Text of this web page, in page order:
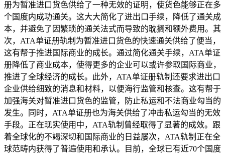
册为暂准进口货色供给了一种无效的证明，使货色能够正在多
个国度内成功通关。这大大简化了进出口手续，降低了通关成
本，并避免了因繁琐的通关法式而导致的耽搁和额外费用。其
次，ATA单证册轨制为暂准进口货色的快速通关供给了便当，
这有帮于推进国际商业的成长。通过简化通关手续，ATA单证
册降低了商业成本，使得更多的企业可以或许参取国际商业，
推进了全球经济的成长。此外，ATA单证册轨制还要求进出口
企业供给细致的消息和材料，以便海行监管和核查。这有帮于
加强海关对暂准进口货色的监管，防止私运和不法商业勾当的
发生。同时，ATA单证册也为海关供给了冲击私运勾当的无效
手段。正在现实使用中，ATA轨制曾经取得了显著的成效。跟
着全球化的不竭深切和国际商业的日益屡次，ATA轨制正在全
球范畴内获得了普遍使用和承认。目前，全球已有近70个国度